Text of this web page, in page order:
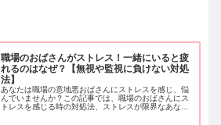
職場のおばさんがストレス！一緒にいると疲
れるのはなぜ？【無視や監視に負けない対処
法】
あなたは職場の意地悪おばさんにストレスを感じ、悩
んでいませんか？この記事では、職場のおばさんにス
トレスを感じる時の対処法、ストレスが限界なあなた